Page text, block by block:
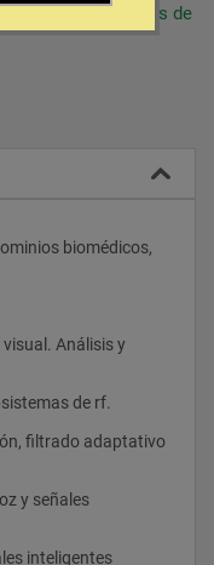
- Las Palmas de
de rf.